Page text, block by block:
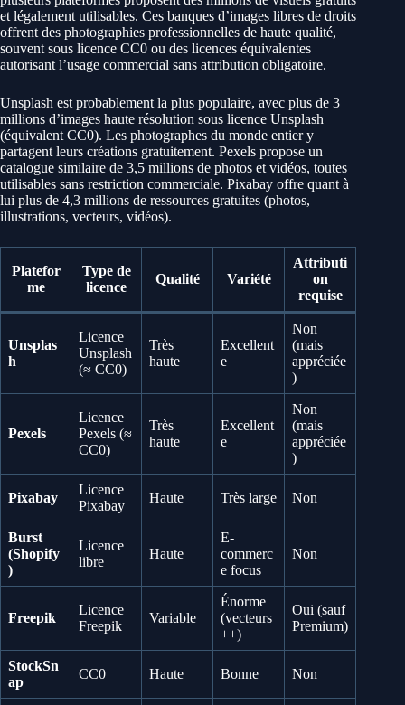
et légalement utilisables. Ces banques d’images libres de droits
offrent des photographies professionnelles de haute qualité,
souvent sous licence CC0 ou des licences équivalentes
autorisant l’usage commercial sans attribution obligatoire.
Unsplash est probablement la plus populaire, avec plus de 3
millions d’images haute résolution sous licence Unsplash
(équivalent CC0). Les photographes du monde entier y
partagent leurs créations gratuitement. Pexels propose un
catalogue similaire de 3,5 millions de photos et vidéos, toutes
utilisables sans restriction commerciale. Pixabay offre quant à
lui plus de 4,3 millions de ressources gratuites (photos,
illustrations, vecteurs, vidéos).
Platefor
me
Type de
licence
Qualité Variété
Attributi
on
requise
Unsplas
h
Licence
Unsplash
(≈ CC0)
Très
haute
Excellent
e
Non
(mais
appréciée
)
Pexels
Licence
Pexels (≈
CC0)
Très
haute
Excellent
e
Non
(mais
appréciée
)
Pixabay
Licence
Pixabay
Haute Très large Non
Burst
(Shopify
)
Licence
libre
Haute
E-
commerc
e focus
Non
Freepik
Licence
Freepik
Variable
Énorme
(vecteurs
++)
Oui (sauf
Premium)
StockSn
ap
CC0 Haute Bonne Non